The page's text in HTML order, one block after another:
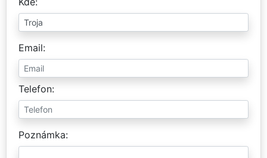
Email
Telefon
Poznámka